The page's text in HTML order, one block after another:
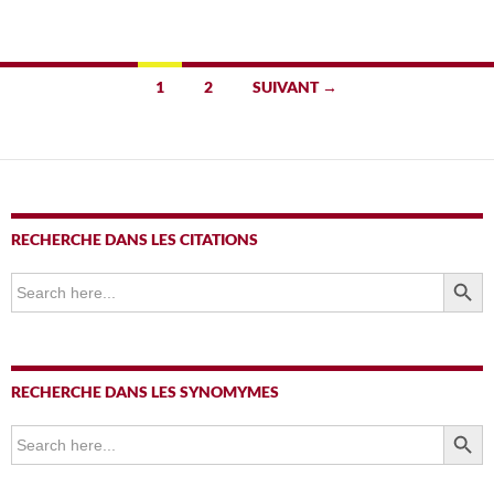
articles
1 2 SUIVANT →
RECHERCHE DANS LES CITATIONS
Search
for:
SEARCH
RECHERCHE DANS LES SYNOMYMES
Search
for:
SEARCH